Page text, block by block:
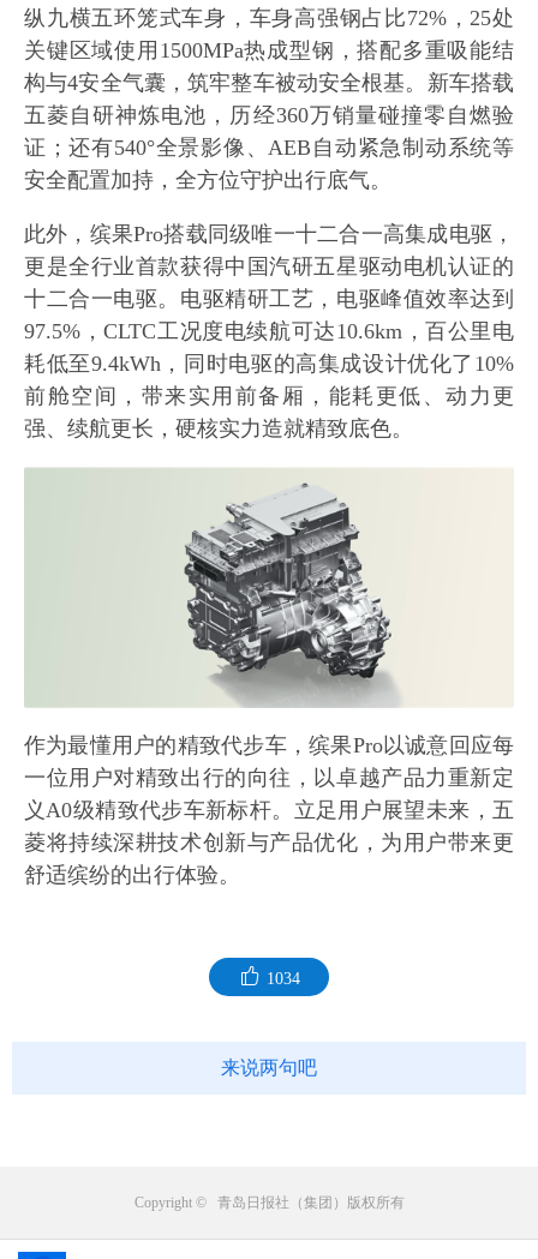
纵九横五环笼式车身，车身高强钢占比72%，25处
关键区域使用1500MPa热成型钢，搭配多重吸能结
构与4安全气囊，筑牢整车被动安全根基。新车搭载
五菱自研神炼电池，历经360万销量碰撞零自燃验
证；还有540°全景影像、AEB自动紧急制动系统等
安全配置加持，全方位守护出行底气。
此外，缤果Pro搭载同级唯一十二合一高集成电驱，
更是全行业首款获得中国汽研五星驱动电机认证的
十二合一电驱。电驱精研工艺，电驱峰值效率达到
97.5%，CLTC工况度电续航可达10.6km，百公里电
耗低至9.4kWh，同时电驱的高集成设计优化了10%
前舱空间，带来实用前备厢，能耗更低、动力更
强、续航更长，硬核实力造就精致底色。
作为最懂用户的精致代步车，缤果Pro以诚意回应每
一位用户对精致出行的向往，以卓越产品力重新定
义A0级精致代步车新标杆。立足用户展望未来，五
菱将持续深耕技术创新与产品优化，为用户带来更
舒适缤纷的出行体验。
1034
来说两句吧
Copyright © 青岛日报社（集团）版权所有